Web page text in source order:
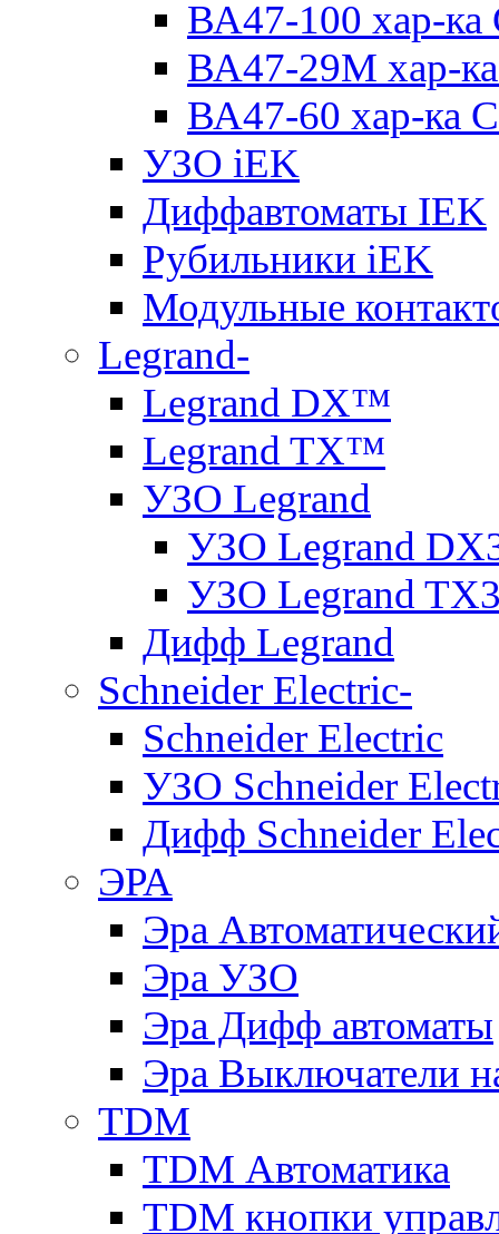
ВА47-100 хар-ка
ВА47-29M хар-
ВА47-60 хар-ка C
УЗО iEK
Диффавтоматы IEK
Рубильники iEK
Модульные
Legrand-
Legrand DX™
Legrand TX™
УЗО Legrand
УЗО Legrand
УЗО Legrand
Дифф Legrand
Schneider Electric-
Schneider Electric
УЗО Schneider
Дифф Schneider
ЭРА
Эра
Эра УЗО
Эра Дифф автоматы
Эра Выключатели
TDM
TDM Автоматика
TDM кнопки